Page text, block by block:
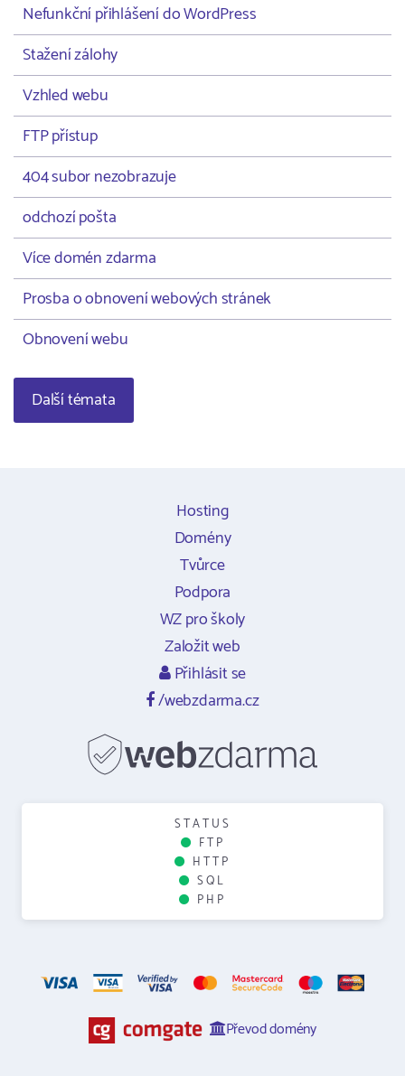
Nefunkční přihlášení do WordPress
Stažení zálohy
Vzhled webu
FTP přístup
404 subor nezobrazuje
odchozí pošta
Více domén zdarma
Prosba o obnovení webových stránek
Obnovení webu
Další témata
Hosting
Domény
Tvůrce
Podpora
WZ pro školy
Založit web
Přihlásit se
/webzdarma.cz
STATUS
FTP
HTTP
SQL
PHP
Převod domény